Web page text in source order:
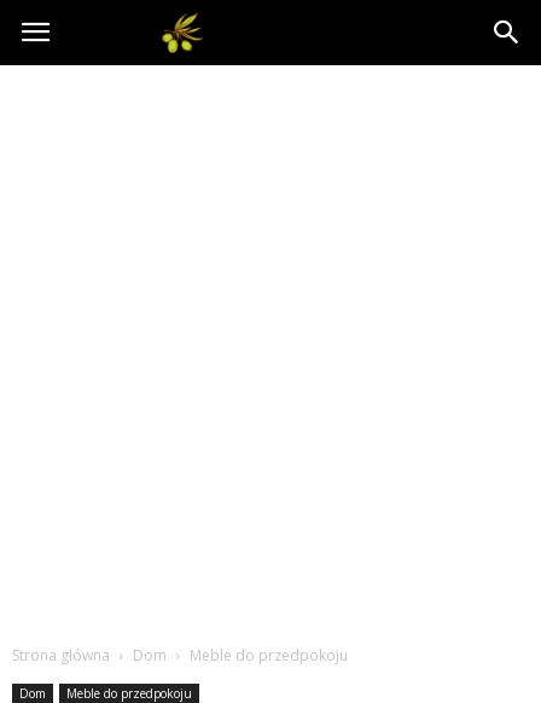
Oliwkowo.pl
Strona główna Dom Meble do przedpokoju
Dom Meble do przedpokoju